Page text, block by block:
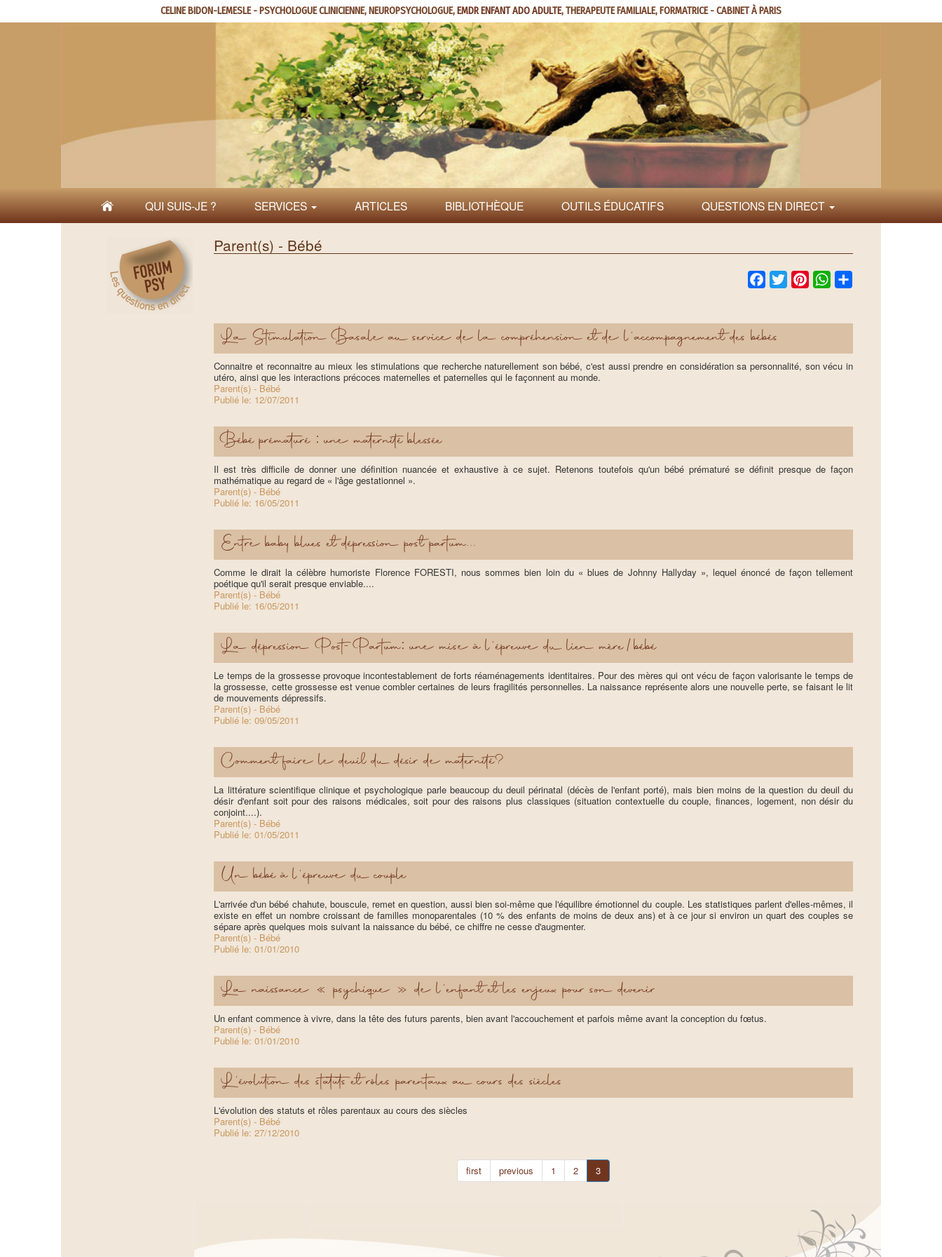
CELINE BIDON-LEMESLE - PSYCHOLOGUE CLINICIENNE, NEUROPSYCHOLOGUE,EMDR ENFANT ADO ADULTE, THERAPEUTE FAMILIALE, FORMATRICE - CABINET À PARIS
QUI SUIS-JE ? SERVICES ARTICLES BIBLIOTHÈQUE OUTILS ÉDUCATIFS QUESTIONS EN DIRECT
Parent(s) - Bébé
Facebook
TwitterPinterestWhatsApp
Share
La Stimulation Basale au service de la compréhension et de l'accompagnement des bébés
Connaitre et reconnaitre au mieux les stimulations que recherche naturellement son bébé, c'est aussi prendre en considération sa personnalité, son vécu in
utéro, ainsi que les interactions précoces maternelles et paternelles qui le façonnent au monde.
Parent(s) - Bébé
Publié le: 12/07/2011
Bébé prématuré : une maternité blessée
Il est très difficile de donner une définition nuancée et exhaustive à ce sujet. Retenons toutefois qu'un bébé prématuré se définit presque de façon
mathématique au regard de « l'âge gestationnel ».
Parent(s) - Bébé
Publié le: 16/05/2011
Entre baby blues et dépression post partum...
Comme le dirait la célèbre humoriste Florence FORESTI, nous sommes bien loin du « blues de Johnny Hallyday », lequel énoncé de façon tellement
poétique qu'il serait presque enviable....
Parent(s) - Bébé
Publié le: 16/05/2011
La dépression Post-Partum: une mise à l'épreuve du lien mère/bébé
Le temps de la grossesse provoque incontestablement de forts réaménagements identitaires. Pour des mères qui ont vécu de façon valorisante le temps de
la grossesse, cette grossesse est venue combler certaines de leurs fragilités personnelles. La naissance représente alors une nouvelle perte, se faisant le lit
de mouvements dépressifs.
Parent(s) - Bébé
Publié le:09/05/2011
Comment faire le deuil du désir de maternité?
La littérature scientifique clinique et psychologique parle beaucoup du deuil périnatal (décès de l'enfant porté), mais bien moins de la question du deuil du
désir d'enfant soit pour des raisons médicales, soit pour des raisons plus classiques (situation contextuelle du couple, finances, logement, non désir du
conjoint....).
Parent(s) - Bébé
Publié le:01/05/2011
Un bébé à l'épreuve du couple
L'arrivée d'un bébé chahute, bouscule, remet en question, aussi bien soi-même que l'équilibre émotionnel du couple. Les statistiques parlent d'elles-mêmes, il
existe en effet un nombre croissant de familles monoparentales (10 % des enfants de moins de deux ans) et à ce jour si environ un quart des couples se
sépare après quelques mois suivant la naissance du bébé, ce chiffre ne cesse d'augmenter.
Parent(s) - Bébé
Publié le:01/01/2010
La naissance « psychique » de l'enfant et les enjeux pour son devenir
Un enfant commence à vivre, dans la tête des futurs parents, bien avant l'accouchement et parfois même avant la conception du fœtus.
Parent(s) - Bébé
Publié le:01/01/2010
L'évolution des statuts et rôles parentaux au cours des siècles
L'évolution des statuts et rôles parentaux au cours des siècles
Parent(s) - Bébé
Publié le:27/12/2010
first previous 1 2 3